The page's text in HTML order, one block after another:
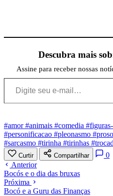
Descubra mais
Assine para receber nossas
Digite seu e-mail…
#amor#animais #comedia
#personificacao #pleonasmo
#sarcasmo #tirinha #tirinhas
Curtir Compartilhar
0
Anterior
Bocós e o dia das bruxas
Próxima
Bocó e a Guru das Finanças